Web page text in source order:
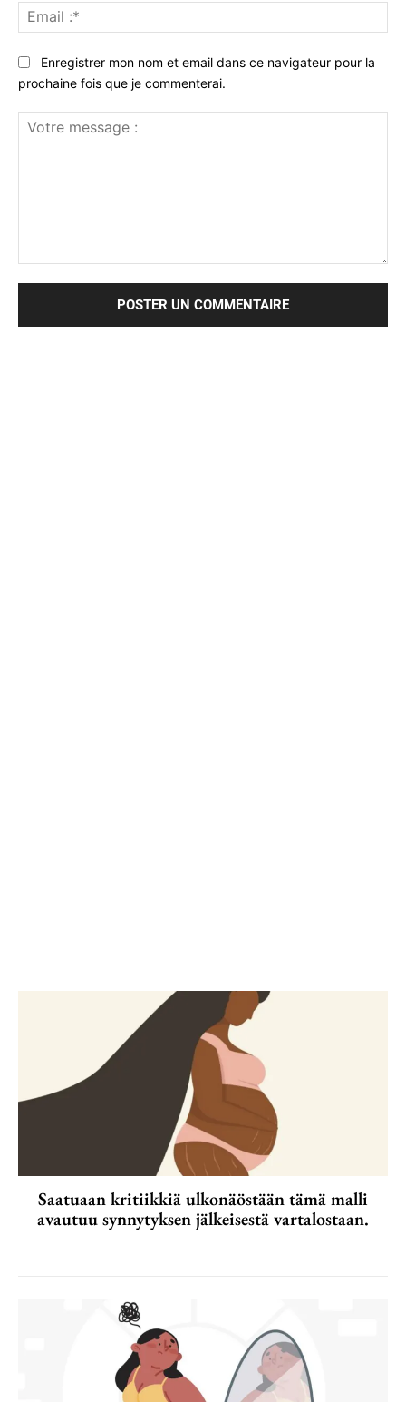
:*
Enregistrer mon nom et email dans ce navigateur pour la
prochaine fois que je commenterai.
Saatuaan kritiikkiä ulkonäöstään tämä malli
avautuu synnytyksen jälkeisestä vartalostaan.